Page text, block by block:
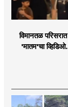
need
that
content.
the new
'smart'
be the
विमानतळ परिसरात
'मातम'चा व्हिडिओ